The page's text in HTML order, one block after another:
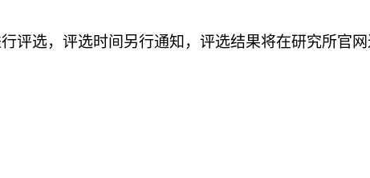
评选，评选时间另行通知，评选结果将在研究所官网